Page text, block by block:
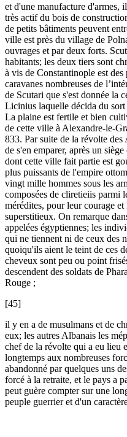
et d'une manufacture d'armes,
très actif du bois de
de petits bâtiments peuvent
ville est près du village de
ouvrages et par deux forts.
habitants; les deux tiers sont
à vis de Constantinople est
caravanes nombreuses de
de Scutari que s'est donnée la
Licinius laquelle décida du
La plaine est fertile et bien
de cette ville à Alexandre-le-
833. Par suite de la révolte
de s'en emparer, après un
dont cette ville fait partie est
plus puissants de l'empire
vingt mille hommes sous les
composées de cliretieiis parmi
mérédites, pour leur courage
superstitieux. On remarque
appelées égyptiennes; les
qui ne tiennent ni de ceux des
quoiqu'ils aient le teint de ces
cheveux sont peu ou point
descendent des soldats de
Rouge ;
[45]
il y en a de musulmans et de
eux; les autres Albanais les
chef de la révolte qui a eu lieu
longtemps aux nombreuses
abandonné par quelques uns
forcé à la retraite, et le pays a
peut guère compter sur une
peuple guerrier et d'un